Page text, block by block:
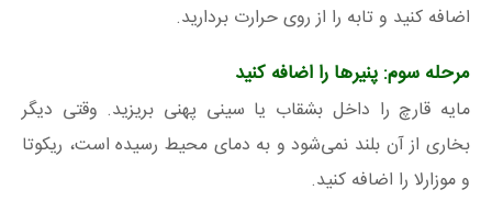
اضافه کنید و تابه را از روی حرارت بردارید.
مرحله سوم: پنیرها را اضافه کنید
مایه قارچ را داخل بشقاب یا سینی پهنی بریزید. وقتی دیگر
بخاری از آن بلند نمی‌شود و به دمای محیط رسیده است، ریکوتا
و موزارلا را اضافه کنید.